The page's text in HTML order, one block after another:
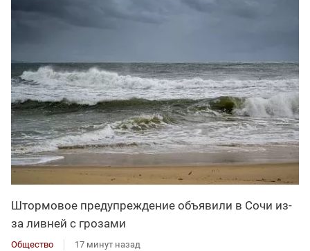
Штормовое предупреждение объявили в Сочи из-
за ливней с грозами
Общество 17 минут назад